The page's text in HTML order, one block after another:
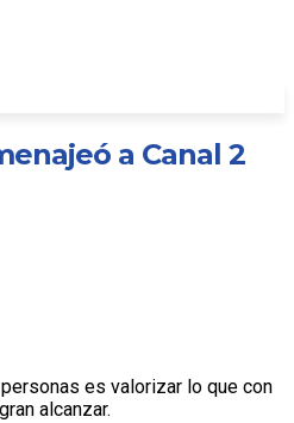
a Canal 2
es valorizar lo que con
alcanzar.